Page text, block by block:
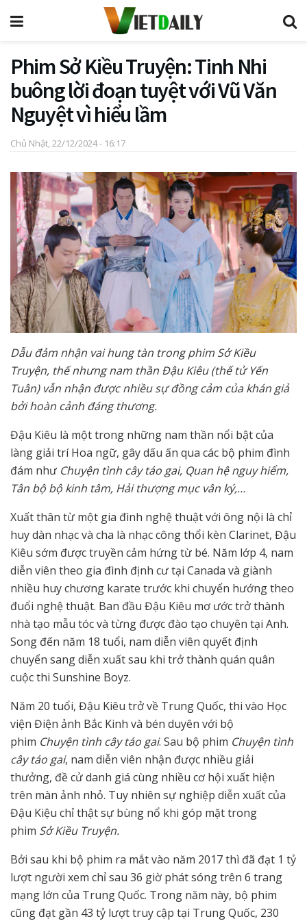
Phim Sở Kiều Truyện: Tinh Nhi
buông lời đoạn tuyệt với Vũ Văn
Nguyệt vì hiểu lầm
Chủ Nhật, 22/12/2024 - 16:17
Dẫu đảm nhận vai hung tàn trong phim Sở Kiều
Truyện, thế nhưng nam thần Đậu Kiêu (thế tử Yến
Tuân) vẫn nhận được nhiều sự đồng cảm của khán giả
bởi hoàn cảnh đáng thương.
Đậu Kiêu là một trong những nam thần nổi bật của
làng giải trí Hoa ngữ, gây dấu ấn qua các bộ phim đình
đám như Chuyện tình cây táo gai, Quan hệ nguy hiểm,
Tân bộ bộ kinh tâm, Hải thượng mục vân ký,…
Xuất thân từ một gia đình nghệ thuật với ông nội là chỉ
huy dàn nhạc và cha là nhạc công thổi kèn Clarinet, Đậu
Kiêu sớm được truyền cảm hứng từ bé. Năm lớp 4, nam
diễn viên theo gia đình định cư tại Canada và giành
nhiều huy chương karate trước khi chuyển hướng theo
đuổi nghệ thuật. Ban đầu Đậu Kiêu mơ ước trở thành
nhà tạo mẫu tóc và từng được đào tạo chuyên tại Anh.
Song đến năm 18 tuổi, nam diễn viên quyết định
chuyển sang diễn xuất sau khi trở thành quán quân
cuộc thi Sunshine Boyz.
Năm 20 tuổi, Đậu Kiêu trở về Trung Quốc, thi vào Học
viện Điện ảnh Bắc Kinh và bén duyên với bộ
phim Chuyện tình cây táo gai. Sau bộ phim Chuyện tình
cây táo gai, nam diễn viên nhận được nhiều giải
thưởng, đề cử danh giá cùng nhiều cơ hội xuất hiện
trên màn ảnh nhỏ. Tuy nhiên sự nghiệp diễn xuất của
Đậu Kiệu chỉ thật sự bùng nổ khi góp mặt trong
phim Sở Kiều Truyện.
Bởi sau khi bộ phim ra mắt vào năm 2017 thì đã đạt 1 tỷ
lượt người xem chỉ sau 36 giờ phát sóng trên 6 trang
mạng lớn của Trung Quốc. Trong năm này, bộ phim
cũng đạt gần 43 tỷ lượt truy cập tại Trung Quốc, 230